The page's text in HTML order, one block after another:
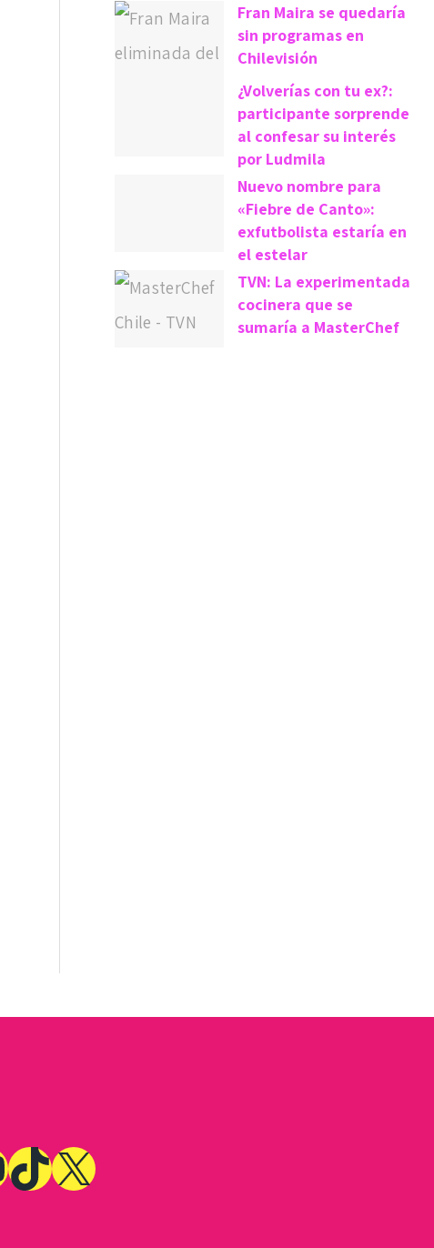
Fran Maira se quedaría
sin programas en
Chilevisión
¿Volverías con tu ex?:
participante sorprende
al confesar su interés
por Ludmila
Nuevo nombre para
«Fiebre de Canto»:
exfutbolista estaría en
el estelar
TVN: La experimentada
cocinera que se
sumaría a MasterChef